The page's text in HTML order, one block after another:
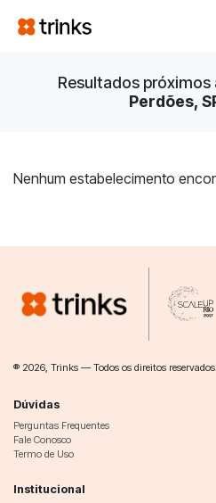
Resultados próximos
Perdões,
Nenhum estabelecimento
® 2026, Trinks — Todos os direitos reservados.
Dúvidas
Perguntas Frequentes
Fale Conosco
Termo de Uso
Institucional